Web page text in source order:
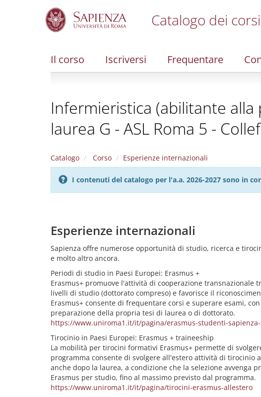
Catalogo dei
Il corso Iscriversi Frequentare
Infermieristica (abilitante
laurea G - ASL Roma 5 -
Catalogo Corso Esperienze internazionali
I contenuti del catalogo per l'a.a. 2026-2027 sono in
Esperienze internazionali
Sapienza offre numerose opportunità di studio, ricerca e
e molto altro ancora.
Periodi di studio in Paesi Europei: Erasmus +
Erasmus+ promuove l'attività di cooperazione
livelli di studio (dottorato compreso) e favorisce il
Erasmus+ consente di frequentare corsi e superare esami,
preparazione della propria tesi di laurea o di dottorato.
https://www.uniroma1.it/it/pagina/erasmus-studenti-
Tirocinio in Paesi Europei: Erasmus + traineeship
La mobilità per tirocini formativi Erasmus+ permette di
programma consente di svolgere all'estero attività di
anche dopo la laurea, a condizione che la selezione
Erasmus per studio, fino al massimo previsto dal programma.
https://www.uniroma1.it/it/pagina/tirocini-erasmus-allestero